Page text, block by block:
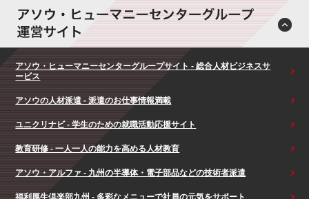
アソウ・ヒューマニーセンターグループサイト - 総合人材ビジネスサ
ービス
アソウの人材派遣 - 派遣のお仕事情報満載
ユニクリナビ - 学生のための就職活動応援サイト
教育研修 - 一人一人の能力を高める人材教育
アソウ・アルファ - 九州の半導体・電子部品などの技術者派遣
福利厚生倶楽部九州 - 多彩なメニューで社員の元気をサポート